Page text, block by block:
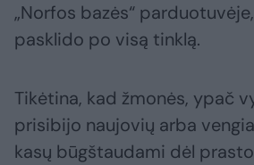
„Norfos bazės“
pasklido po visą tinklą.
Tikėtina, kad žmonės, ypač
prisibijo naujovių arba
kasų būgštaudami dėl